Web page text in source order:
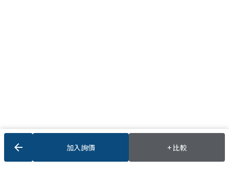
arrow_back 加入詢價 + 比較